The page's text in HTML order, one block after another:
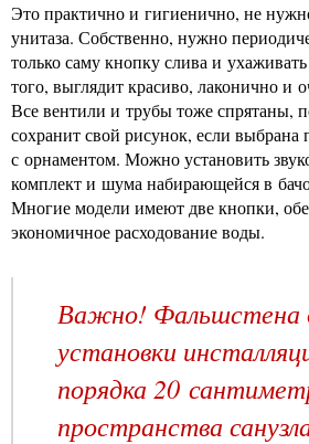
Это практично и гигиенично, не
унитаза. Собственно, нужно
только саму кнопку слива и
того, выглядит красиво, лаконично и
Все вентили и трубы тоже спрятаны,
сохранит свой рисунок, если выбрана
с орнаментом. Можно установить
комплект и шума набирающейся в
Многие модели имеют две кнопки,
экономичное расходование воды.
Важно! Фальшстена
установки
порядка 20
пространства